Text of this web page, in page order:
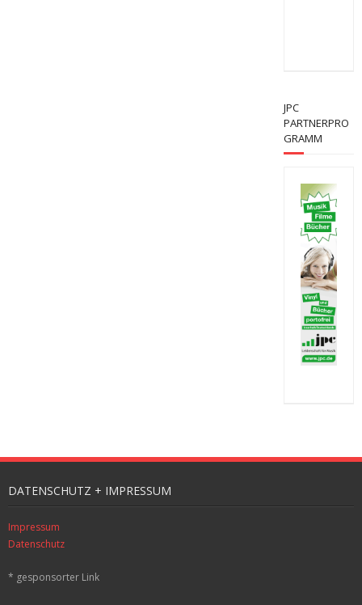
JPC
PARTNERPRO
GRAMM
DATENSCHUTZ + IMPRESSUM
Impressum
Datenschutz
* gesponsorter Link